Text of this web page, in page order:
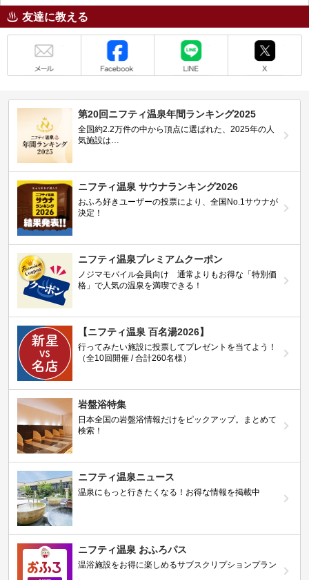
友達に教える
第20回ニフティ温泉年間ランキング2025
全国約2.2万件の中から頂点に選ばれた、2025年の人
気施設は…
ニフティ温泉 サウナランキング2026
おふろ好きユーザーの投票により、全国No.1サウナが
決定！
ニフティ温泉プレミアムクーポン
ノジマモバイル会員向け 通常よりもお得な「特別価
格」で人気の温泉を満喫できる！
【ニフティ温泉 百名湯2026】
行ってみたい施設に投票してプレゼントを当てよう！
（全10回開催 / 合計260名様）
岩盤浴特集
日本全国の岩盤浴情報だけをピックアップ。まとめて
検索！
ニフティ温泉ニュース
温泉にもっと行きたくなる！お得な情報を掲載中
ニフティ温泉 おふろパス
温浴施設をお得に楽しめるサブスクリプションプラン